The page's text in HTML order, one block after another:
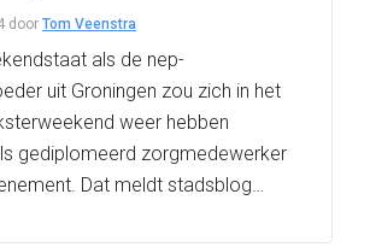
door Tom Veenstra
als de nep-
uit Groningen zou zich in het
weer hebben
gediplomeerd zorgmedewerker
Dat meldt stadsblog